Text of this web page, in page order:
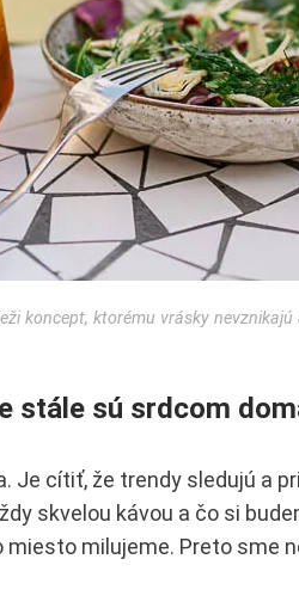
koncept, ktorému vrásky
stále sú srdcom
Je cítiť, že trendy sledujú a
skvelou kávou a čo si
milujeme. Preto sme